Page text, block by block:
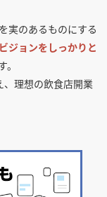
実のあるものにする
ジョンをしっかりと
理想の飲食店開業